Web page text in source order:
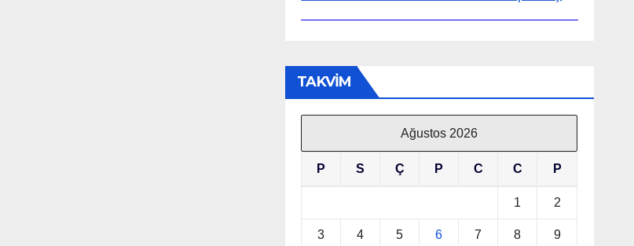
TAKVİM
Ağustos 2026
P S Ç P C C P
1 2
3 4 5 6 7 8 9